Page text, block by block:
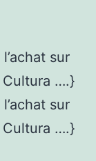
sur
Cultura ….}
sur
Cultura ….}